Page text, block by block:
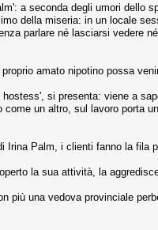
a seconda degli umori
della miseria: in un locale
parlare né lasciarsi vedere
amato nipotino possa
si presenta: viene a
un altro, sul lavoro porta
Palm, i clienti fanno la fila
la sua attività, la
più una vedova provinciale